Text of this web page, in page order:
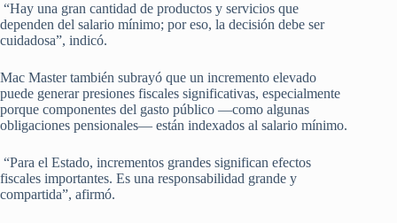
“Hay una gran cantidad de productos y servicios que
dependen del salario mínimo; por eso, la decisión debe ser
cuidadosa”, indicó.
Mac Master también subrayó que un incremento elevado
puede generar presiones fiscales significativas, especialmente
porque componentes del gasto público —como algunas
obligaciones pensionales— están indexados al salario mínimo.
“Para el Estado, incrementos grandes significan efectos
fiscales importantes. Es una responsabilidad grande y
compartida”, afirmó.